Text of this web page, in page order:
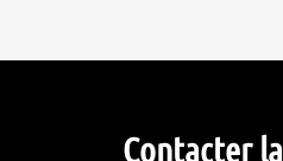
Contacter